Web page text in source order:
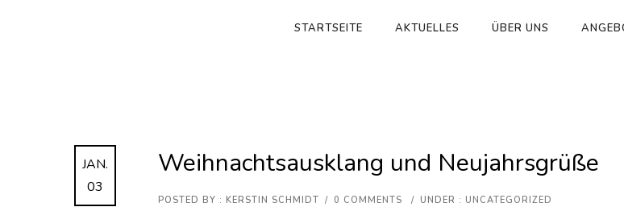
STARTSEITE AKTUELLES ÜBER UNS
JAN.
03
Weihnachtsausklang und Neujahrsgrüße
POSTED BY : KERSTIN SCHMIDT / 0 COMMENTS / UNDER : UNCATEGORIZED